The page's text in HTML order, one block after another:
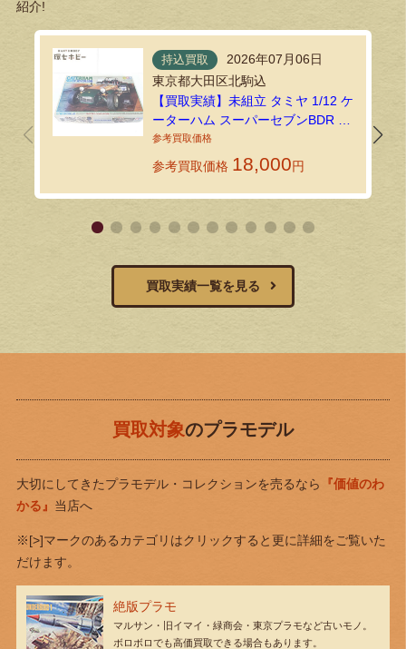
紹介!
持込買取
2026年07月06日
東京都大田区北駒込
【買取実績】未組立 タミヤ 1/12 ケ
ーターハム スーパーセブンBDR プ
ラモデルを練馬店で買取しました
参考買取価格 18,000円
買取実績一覧を見る
買取対象のプラモデル
大切にしてきたプラモデル・コレクションを売るなら
『価値のわ
かる』 当店へ
※[>]マークのあるカテゴリはクリックすると更に詳細をご覧いた
だけます。
絶版プラモ
マルサン・旧イマイ・緑商会・東京プラモなど古いモノ。
ボロボロでも高価買取できる場合もあります。